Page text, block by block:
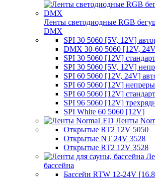
Ленты светодиодные RGB
DMX
SPI 30 5060 [5V, 12V]
DMX 30-60 5060 [12V,
SPI 30 5060 [12V] стандарт
SPI 30 5060 [5V, 12V]
SPI 60 5060 [12V, 24V]
SPI 60 5060 [12V]
SPI 60 5060 [12V] стандарт
SPI 96 5060 [12V]
SPI White 60 5060 [12V]
Ленты
Открытые RT2 12V 5050
Открытые NT 24V 3528
Открытые RT2 12V 3528
бассейна
Бассейн RTW 12-24V